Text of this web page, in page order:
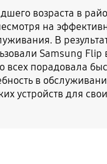
возраста в
на
В
Samsung Flip
всех порадовала
в
устройств для